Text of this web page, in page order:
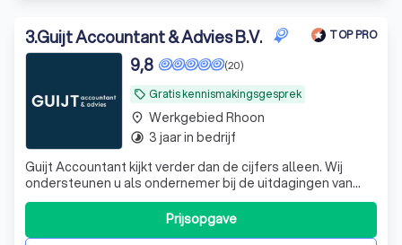
3.Guijt Accountant & Advies B.V. TOP PRO
local_offer Gratis kennismakingsgesprek
(20)
9,8
Guijt Accountant kijkt verder dan de cijfers alleen. Wij
ondersteunen u als ondernemer bij de uitdagingen van
vandaag en morgen. Samen helpen we u en de
Prijsopgave
place Werkgebied Rhoon
timelapse 3 jaar in bedrijf